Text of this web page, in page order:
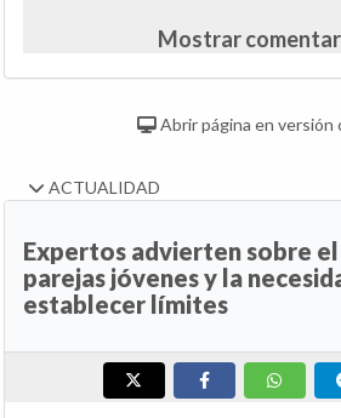
Mostrar
Abrir página en versión
ACTUALIDAD
Expertos advierten sobre
parejas jóvenes y la
establecer límites